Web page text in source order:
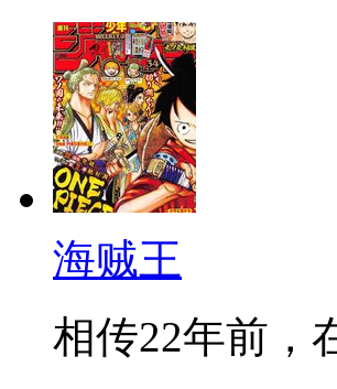
海贼王
相传22年前，